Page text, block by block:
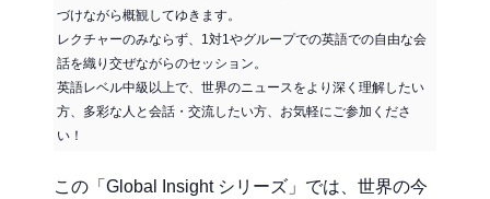
づけながら概観してゆきます。
レクチャーのみならず、1対1やグループでの英語での自由な会
話を織り交ぜながらのセッション。
英語レベル中級以上で、世界のニュースをより深く理解したい
方、多彩な人と会話・交流したい方、お気軽にご参加くださ
い！
この「Global Insight シリーズ」では、世界の今